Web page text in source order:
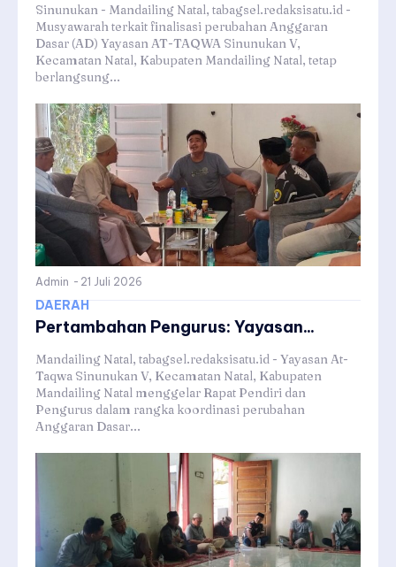
Sinunukan - Mandailing Natal, tabagsel.redaksisatu.id -
Musyawarah terkait finalisasi perubahan Anggaran
Dasar (AD) Yayasan AT-TAQWA Sinunukan V,
Kecamatan Natal, Kabupaten Mandailing Natal, tetap
berlangsung...
Admin - 21 Juli 2026
DAERAH
Pertambahan Pengurus: Yayasan...
Mandailing Natal, tabagsel.redaksisatu.id - Yayasan At-
Taqwa Sinunukan V, Kecamatan Natal, Kabupaten
Mandailing Natal menggelar Rapat Pendiri dan
Pengurus dalam rangka koordinasi perubahan
Anggaran Dasar...